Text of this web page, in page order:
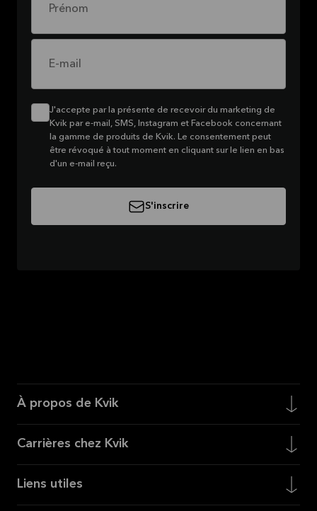
Prénom
E-mail
J'accepte par la présente de recevoir du marketing de
Kvik par e-mail, SMS, Instagram et Facebook concernant
la gamme de produits de Kvik. Le consentement peut
être révoqué à tout moment en cliquant sur le lien en bas
d'un e-mail reçu.
S'inscrire
À propos de Kvik
Carrières chez Kvik
Liens utiles